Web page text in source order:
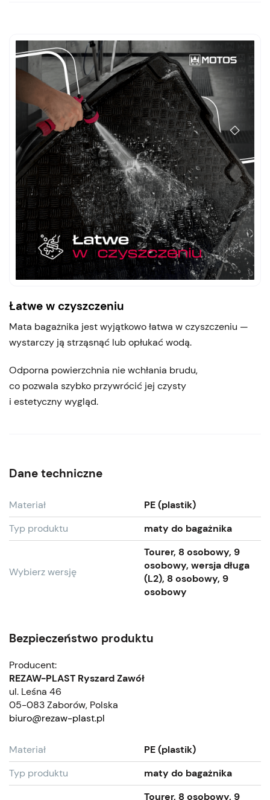
Łatwe w czyszczeniu
Mata bagażnika jest wyjątkowo łatwa w czyszczeniu —
wystarczy ją strząsnąć lub opłukać wodą.
Odporna powierzchnia nie wchłania brudu,
co pozwala szybko przywrócić jej czysty
i estetyczny wygląd.
Dane techniczne
Materiał
PE (plastik)
Typ produktu
maty do bagażnika
Wybierz wersję
Tourer, 8 osobowy, 9
osobowy, wersja długa
(L2), 8 osobowy, 9
osobowy
Bezpieczeństwo produktu
Producent:
REZAW-PLAST Ryszard Zawół
ul. Leśna 46
05-083 Zaborów, Polska
biuro@rezaw-plast.pl
Materiał
PE (plastik)
Typ produktu
maty do bagażnika
Tourer, 8 osobowy, 9